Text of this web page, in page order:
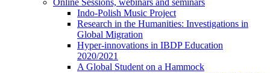
Online Sessions, webinars and seminars
Indo-Polish Music Project
Research in the Humanities: Investigations in
Global Migration
Hyper-innovations in IBDP Education
2020/2021
A Global Student on a Hammock